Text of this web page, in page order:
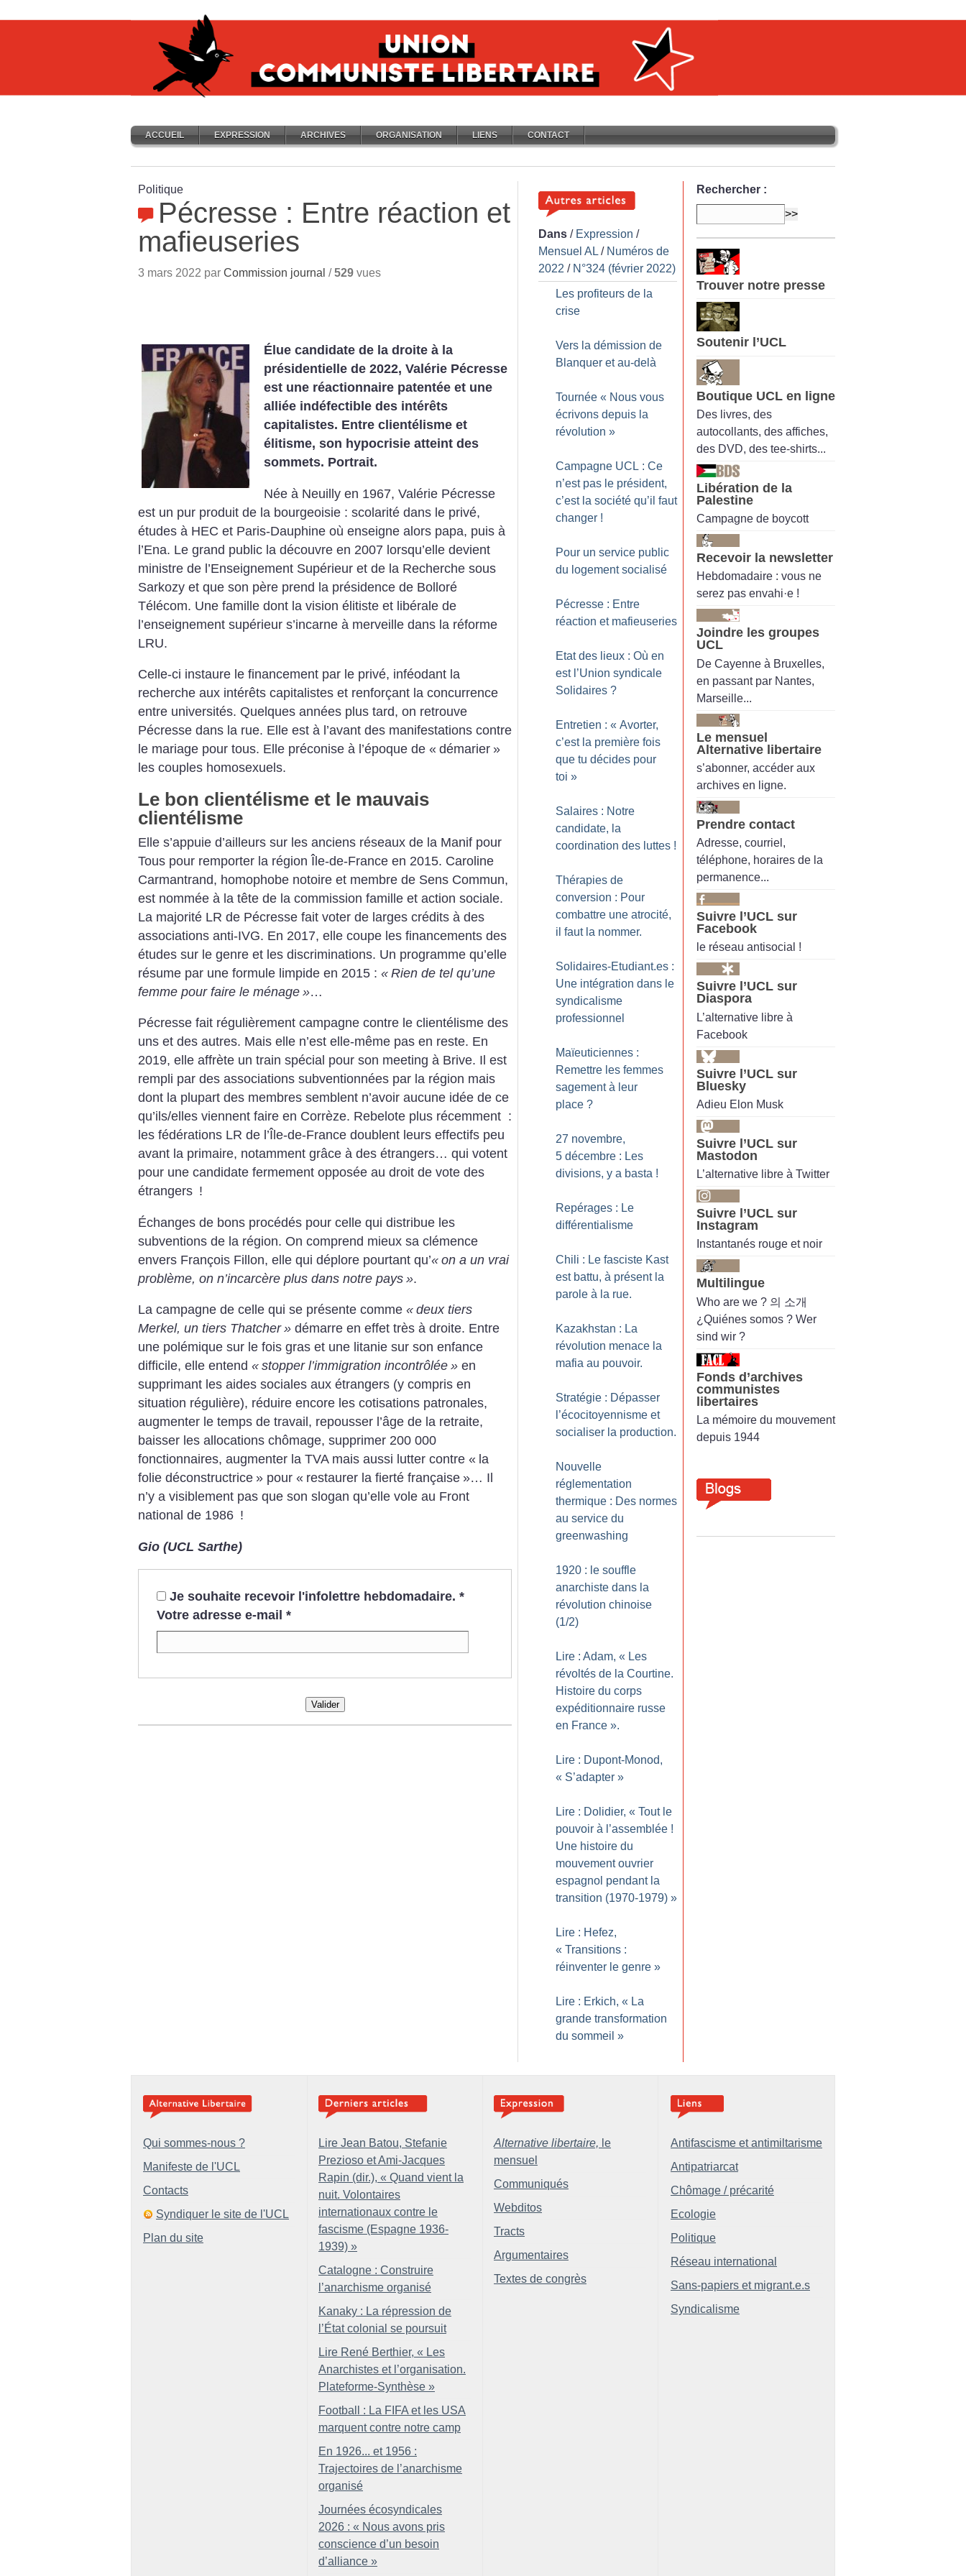
ACCUEIL EXPRESSION ARCHIVES ORGANISATION LIENS CONTACT
Politique
Pécresse : Entre réaction et
mafieuseries
3 mars 2022 par Commission journal /529 vues
Élue candidate de la droite à la
présidentielle de 2022, Valérie Pécresse
est une réactionnaire patentée et une
alliée indéfectible des intérêts
capitalistes. Entre clientélisme et
élitisme, son hypocrisie atteint des
sommets. Portrait.
Née à Neuilly en 1967, Valérie Pécresse
est un pur produit de la bourgeoisie : scolarité dans le privé,
études à HEC et Paris-Dauphine où enseigne alors papa, puis à
l’Ena. Le grand public la découvre en 2007 lorsqu’elle devient
ministre de l’Enseignement Supérieur et de la Recherche sous
Sarkozy et que son père prend la présidence de Bolloré
Télécom. Une famille dont la vision élitiste et libérale de
l’enseignement supérieur s’incarne à merveille dans la réforme
LRU.
Celle-ci instaure le financement par le privé, inféodant la
recherche aux intérêts capitalistes et renforçant la concurrence
entre universités. Quelques années plus tard, on retrouve
Pécresse dans la rue. Elle est à l’avant des manifestations contre
le mariage pour tous. Elle préconise à l’époque de « démarier »
les couples homosexuels.
Le bon clientélisme et le mauvais
clientélisme
Elle s’appuie d’ailleurs sur les anciens réseaux de la Manif pour
Tous pour remporter la région Île-de-France en 2015. Caroline
Carmantrand, homophobe notoire et membre de Sens Commun,
est nommée à la tête de la commission famille et action sociale.
La majorité LR de Pécresse fait voter de larges crédits à des
associations anti-IVG. En 2017, elle coupe les financements des
études sur le genre et les discriminations. Un programme qu’elle
résume par une formule limpide en 2015 : « Rien de tel qu’une
femme pour faire le ménage »…
Pécresse fait régulièrement campagne contre le clientélisme des
uns et des autres. Mais elle n’est elle-même pas en reste. En
2019, elle affrète un train spécial pour son meeting à Brive. Il est
rempli par des associations subventionnées par la région mais
dont la plupart des membres semblent n’avoir aucune idée de ce
qu’ils/elles viennent faire en Corrèze. Rebelote plus récemment :
les fédérations LR de l’Île-de-France doublent leurs effectifs peu
avant la primaire, notamment grâce à des étrangers… qui votent
pour une candidate fermement opposée au droit de vote des
étrangers !
Échanges de bons procédés pour celle qui distribue les
subventions de la région. On comprend mieux sa clémence
envers François Fillon, elle qui déplore pourtant qu’« on a un vrai
problème, on n’incarcère plus dans notre pays ».
La campagne de celle qui se présente comme « deux tiers
Merkel, un tiers Thatcher » démarre en effet très à droite. Entre
une polémique sur le fois gras et une litanie sur son enfance
difficile, elle entend « stopper l’immigration incontrôlée » en
supprimant les aides sociales aux étrangers (y compris en
situation régulière), réduire encore les cotisations patronales,
augmenter le temps de travail, repousser l’âge de la retraite,
baisser les allocations chômage, supprimer 200 000
fonctionnaires, augmenter la TVA mais aussi lutter contre « la
folie déconstructrice » pour « restaurer la fierté française »… Il
n’y a visiblement pas que son slogan qu’elle vole au Front
national de 1986 !
Gio (UCL Sarthe)
Je souhaite recevoir l'infolettre hebdomadaire. *
Votre adresse e-mail *
Valider
Dans / Expression /
Mensuel AL / Numéros de
2022 / N°324 (février 2022)
Les profiteurs de la
crise
Vers la démission de
Blanquer et au-delà
Tournée « Nous vous
écrivons depuis la
révolution »
Campagne UCL : Ce
n’est pas le président,
c’est la société qu’il faut
changer !
Pour un service public
du logement socialisé
Pécresse : Entre
réaction et mafieuseries
Etat des lieux : Où en
est l’Union syndicale
Solidaires ?
Entretien : « Avorter,
c’est la première fois
que tu décides pour
toi »
Salaires : Notre
candidate, la
coordination des luttes !
Thérapies de
conversion : Pour
combattre une atrocité,
il faut la nommer.
Solidaires-Etudiant.es :
Une intégration dans le
syndicalisme
professionnel
Maïeuticiennes :
Remettre les femmes
sagement à leur
place ?
27 novembre,
5 décembre : Les
divisions, y a basta !
Repérages : Le
différentialisme
Chili : Le fasciste Kast
est battu, à présent la
parole à la rue.
Kazakhstan : La
révolution menace la
mafia au pouvoir.
Stratégie : Dépasser
l’écocitoyennisme et
socialiser la production.
Nouvelle
réglementation
thermique : Des normes
au service du
greenwashing
1920 : le souffle
anarchiste dans la
révolution chinoise
(1/2)
Lire : Adam, « Les
révoltés de la Courtine.
Histoire du corps
expéditionnaire russe
en France ».
Lire : Dupont-Monod,
« S’adapter »
Lire : Dolidier, « Tout le
pouvoir à l’assemblée !
Une histoire du
mouvement ouvrier
espagnol pendant la
transition (1970-1979) »
Lire : Hefez,
« Transitions :
réinventer le genre »
Lire : Erkich, « La
grande transformation
du sommeil »
Rechercher :
Trouver notre presse
Soutenir l’UCL
Boutique UCL en ligne
Des livres, des
autocollants, des affiches,
des DVD, des tee-shirts...
Libération de la
Palestine
Campagne de boycott
Recevoir la newsletter
Hebdomadaire : vous ne
serez pas envahi·e !
Joindre les groupes
UCL
De Cayenne à Bruxelles,
en passant par Nantes,
Marseille...
Le mensuel
Alternative libertaire
s’abonner, accéder aux
archives en ligne.
Prendre contact
Adresse, courriel,
téléphone, horaires de la
permanence...
Suivre l’UCL sur
Facebook
le réseau antisocial !
Suivre l’UCL sur
Diaspora
L’alternative libre à
Facebook
Suivre l’UCL sur
Bluesky
Adieu Elon Musk
Suivre l’UCL sur
Mastodon
L’alternative libre à Twitter
Suivre l’UCL sur
Instagram
Instantanés rouge et noir
Multilingue
Who are we ? 의 소개
¿Quiénes somos ? Wer
sind wir ?
Fonds d’archives
communistes
libertaires
La mémoire du mouvement
depuis 1944
Qui sommes-nous ?
Manifeste de l'UCL
Contacts
Syndiquer le site de l'UCL
Plan du site
Lire Jean Batou, Stefanie
Prezioso et Ami-Jacques
Rapin (dir.), « Quand vient la
nuit. Volontaires
internationaux contre le
fascisme (Espagne 1936-
1939) »
Catalogne : Construire
l’anarchisme organisé
Kanaky : La répression de
l’État colonial se poursuit
Lire René Berthier, « Les
Anarchistes et l’organisation.
Plateforme-Synthèse »
Football : La FIFA et les USA
marquent contre notre camp
En 1926... et 1956 :
Trajectoires de l’anarchisme
organisé
Journées écosyndicales
2026 : « Nous avons pris
conscience d’un besoin
d’alliance »
Alternative libertaire, le
mensuel
Communiqués
Webditos
Tracts
Argumentaires
Textes de congrès
Antifascisme et antimiltarisme
Antipatriarcat
Chômage / précarité
Ecologie
Politique
Réseau international
Sans-papiers et migrant.e.s
Syndicalisme